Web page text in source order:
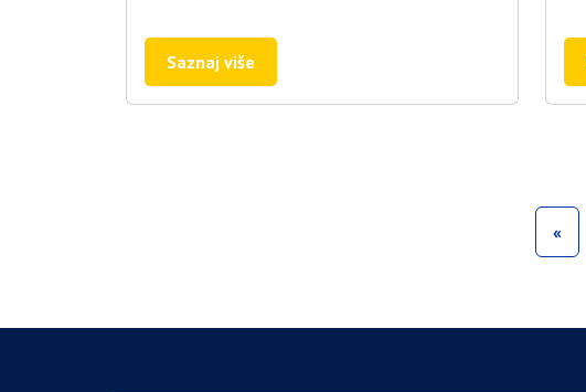
Saznaj više
«